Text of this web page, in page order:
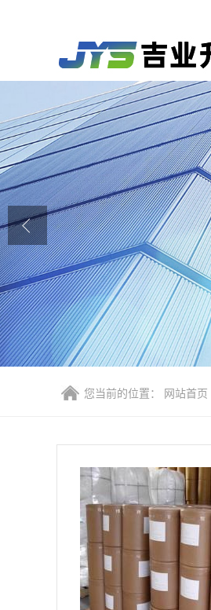
公司首页
公司动态
产品展厅
证书荣誉
联系方式
在线留言
您当前的位置： 网站首页